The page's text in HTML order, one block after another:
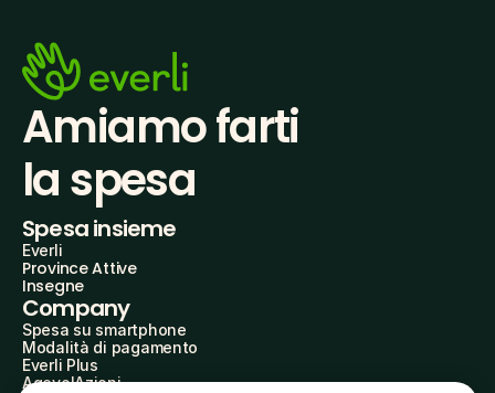
Amiamo farti
la spesa
Spesa insieme
Everli
Province Attive
Insegne
Company
Spesa su smartphone
Modalità di pagamento
Everli Plus
AgevolAzioni